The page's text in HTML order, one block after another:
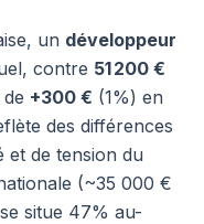
un développeur
contre 51 200 €
+300 € (1%) en
des différences
et de tension du
(~35 000 €
situe 47% au-